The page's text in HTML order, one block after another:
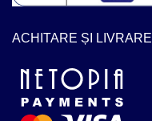
ACHITARE ȘI LIVRARE